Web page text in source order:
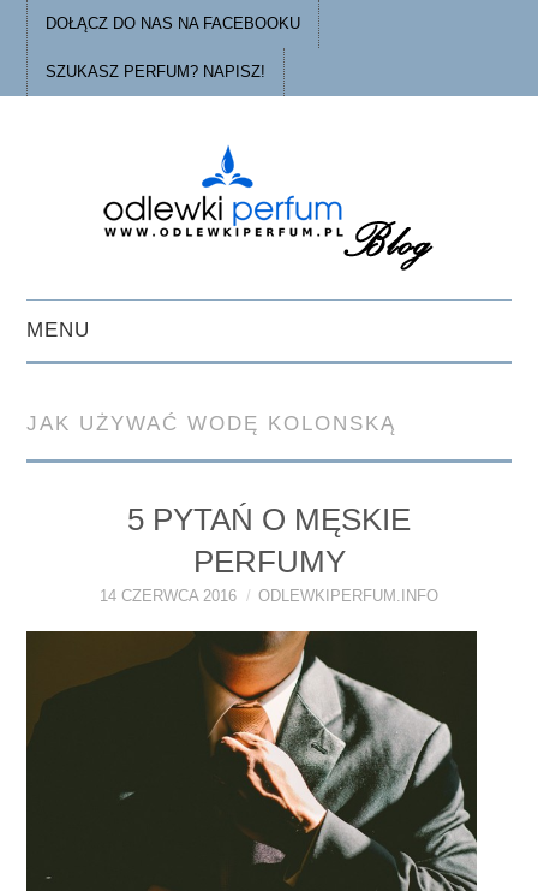
DOŁĄCZ DO NAS NA FACEBOOKU
SZUKASZ PERFUM? NAPISZ!
MENU
O ODLEWKACH
PERFUMY FAQ
A TO CIEKAWE!
SKLEP
JAK UŻYWAĆ WODĘ KOLONSKĄ
5 PYTAŃ O MĘSKIE
PERFUMY
14 CZERWCA 2016 ODLEWKIPERFUM.INFO